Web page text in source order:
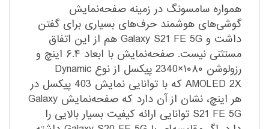
همواره سامسونگ در زمینه صفحه‌نمایش
گوشی‌های هوشمند حرف‌های بسیاری برای گفتن
داشت و Galaxy S21 FE 5G هم از این اتفاق
مستثنی نیست. صفحه‌نمایش با ابعاد ۶.۴ اینچ و
رزولوشن ۱۰۸۰×2340 پیکسل از نوع Dynamic
AMOLED 2X که با توانایی نمایش 403 پیکسل در
هر اینچ، نشان از آن دارد که صفحه‌نمایش Galaxy
S21 FE 5G توانایی ارائه کیفیت بسیار بالایی را